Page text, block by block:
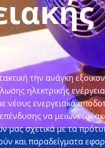
την ανάγκη
ηλεκτρικής
ενεργειακά
να μειώνεται
μας σχετικά με τα
και παραδείγματα